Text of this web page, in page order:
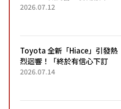
「真皮座椅」與專屬「黑色內
「三...
2026.07.12
Toyota 全新「Hiace」引發熱
烈迴響！「終於有信心下訂
了！」「哪個等級交車最
車？...
2026.07.14